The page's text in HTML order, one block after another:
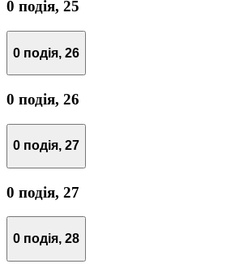
0 подія, 25
0 подія, 26
0 подія, 26
0 подія, 27
0 подія, 27
0 подія, 28